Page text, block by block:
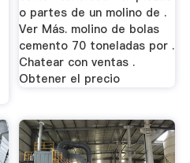
o partes de un molino de .
Ver Más. molino de bolas
cemento 70 toneladas por .
Chatear con ventas .
Obtener el precio